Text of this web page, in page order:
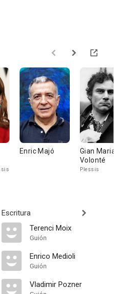
Enric Majó
Gian
Volonté
Plessis
Escritura
Terenci Moix
Guión
Enrico Medioli
Guión
Vladimir Pozner